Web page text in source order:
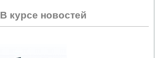
В курсе новостей